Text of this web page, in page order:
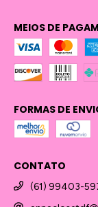
MEIOS DE
FORMAS DE
CONTATO
(61) 99403-